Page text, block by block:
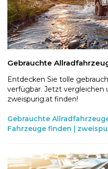
Gebrauchte
Entdecken Sie tolle
verfügbar. Jetzt vergleichen
zweispurig.at finden!
Gebrauchte
Fahrzeuge finden |